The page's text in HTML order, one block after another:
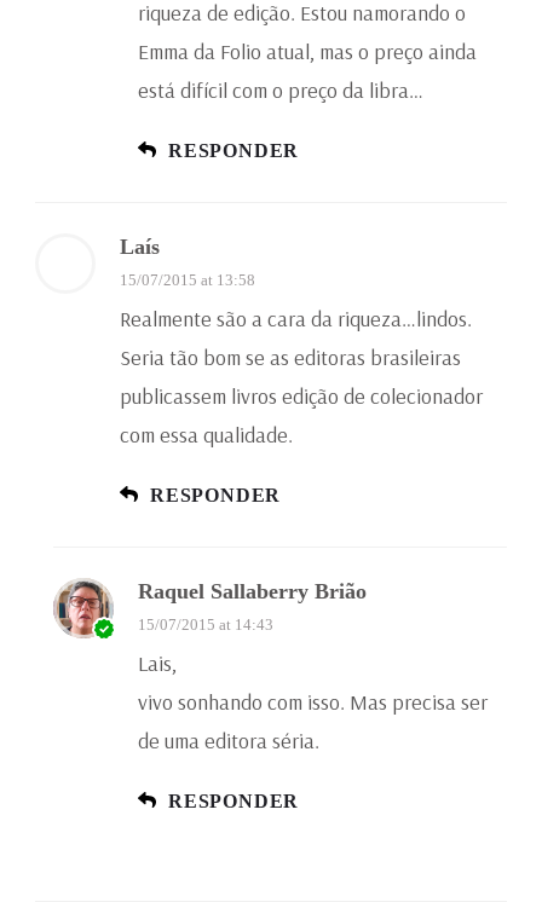
riqueza de edição. Estou namorando o
Emma da Folio atual, mas o preço ainda
está difícil com o preço da libra…
RESPONDER
Laís
15/07/2015 at 13:58
Realmente são a cara da riqueza…lindos.
Seria tão bom se as editoras brasileiras
publicassem livros edição de colecionador
com essa qualidade.
RESPONDER
Raquel Sallaberry Brião
15/07/2015 at 14:43
Lais,
vivo sonhando com isso. Mas precisa ser
de uma editora séria.
RESPONDER